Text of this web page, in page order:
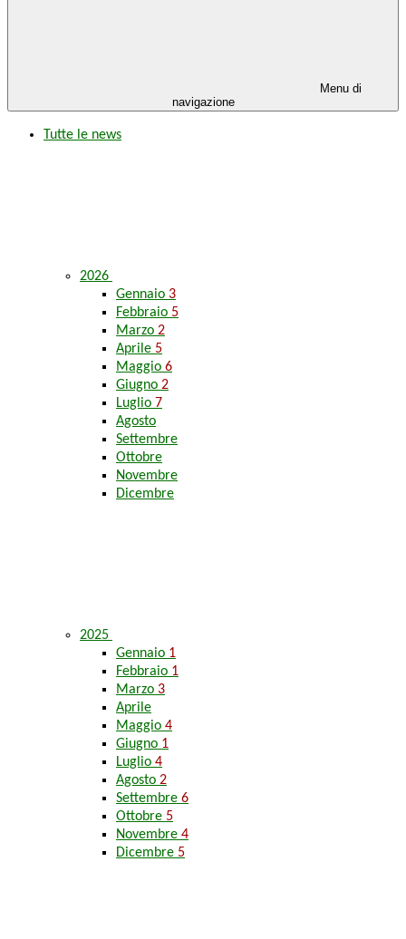
Menu di
navigazione
Tutte le news
2026
Gennaio 3
Febbraio 5
Marzo 2
Aprile 5
Maggio 6
Giugno 2
Luglio 7
Agosto
Settembre
Ottobre
Novembre
Dicembre
2025
Gennaio 1
Febbraio 1
Marzo 3
Aprile
Maggio 4
Giugno 1
Luglio 4
Agosto 2
Settembre 6
Ottobre 5
Novembre 4
Dicembre 5